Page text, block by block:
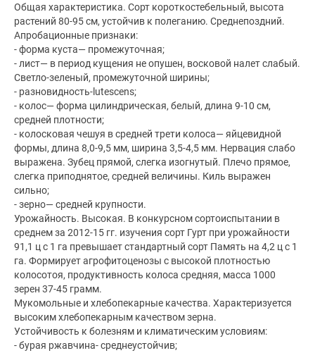
Общая характеристика. Сорт короткостебельный, высота
растений 80-95 см, устойчив к полеганию. Среднепоздний.
Апробационные признаки:
- форма куста— промежуточная;
- лист— в период кущения не опушен, восковой налет слабый.
Светло-зеленый, промежуточной ширины;
- разновидность-lutescens;
- колос— форма цилиндрическая, белый, длина 9-10 см,
средней плотности;
- колосковая чешуя в средней трети колоса— яйцевидной
формы, длина 8,0-9,5 мм, ширина 3,5-4,5 мм. Нервация слабо
выражена. Зубец прямой, слегка изогнутый. Плечо прямое,
слегка приподнятое, средней величины. Киль выражен
сильно;
- зерно— средней крупности.
Урожайность. Высокая. В конкурсном сортоиспытании в
среднем за 2012-15 гг. изучения сорт Гурт при урожайности
91,1 ц с 1 га превышает стандартный сорт Память на 4,2 ц с 1
га. Формирует агрофитоценозы с высокой плотностью
колосотоя, продуктивность колоса средняя, масса 1000
зерен 37-45 грамм.
Мукомольные и хлебопекарные качества. Характеризуется
высоким хлебопекарным качеством зерна.
Устойчивость к болезням и климатическим условиям:
- бурая ржавчина- среднеустойчив;